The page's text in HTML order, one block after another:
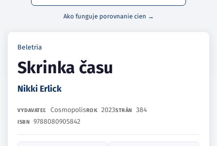
Ako funguje porovnanie cien →
Beletria
Skrinka času
Nikki Erlick
VYDAVATEĽ CosmopolisROK 2023STRÁN 384
ISBN 9788080905842